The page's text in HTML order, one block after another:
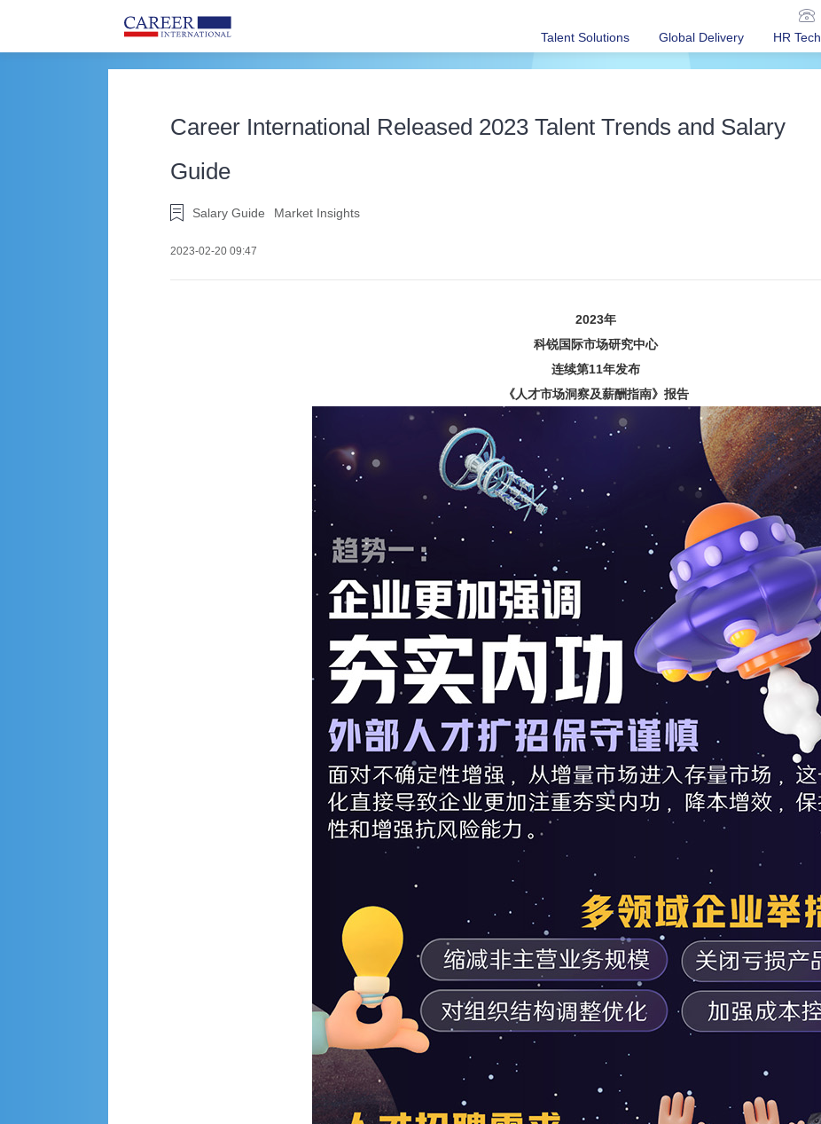
Talent Solutions
Global Delivery HR Tech
Career International Released 2023 Talent Trends and Salary
Guide
Salary Guide Market Insights
2023-02-20 09:47
2023年
科锐国际市场研究中心
连续第11年发布
《人才市场洞察及薪酬指南》报告